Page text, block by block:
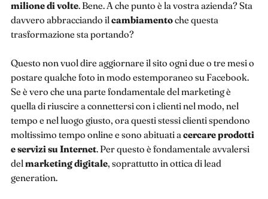
milione di volte. Bene. A che punto è la vostra azienda? Sta
davvero abbracciando il cambiamentoche questa
trasformazione sta portando?
Questo non vuol dire aggiornare il sito ogni due o tre mesi o
postare qualche foto in modo estemporaneo su Facebook.
Se è vero che una parte fondamentale del marketing è
quella di riuscire a connettersi con i clienti nel modo, nel
tempo e nel luogo giusto, ora questi stessi clienti spendono
moltissimo tempo online e sono abituati a cercare prodotti
e servizi su Internet. Per questo è fondamentale avvalersi
del marketing digitale, soprattutto in ottica di lead
generation.